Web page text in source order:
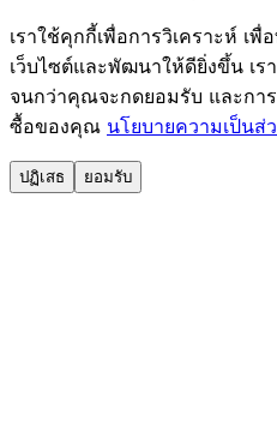
เราใช้คุกกี้เพื่อการวิเคราะห์ เ
เว็บไซต์และพัฒนาให้ดียิ่งขึ้น เ
จนกว่าคุณจะกดยอมรับ และกา
ซื้อของคุณ นโยบายความเป็นส่
ปฏิเสธ ยอมรับ